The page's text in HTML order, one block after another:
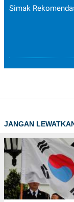
Simak
JANGAN